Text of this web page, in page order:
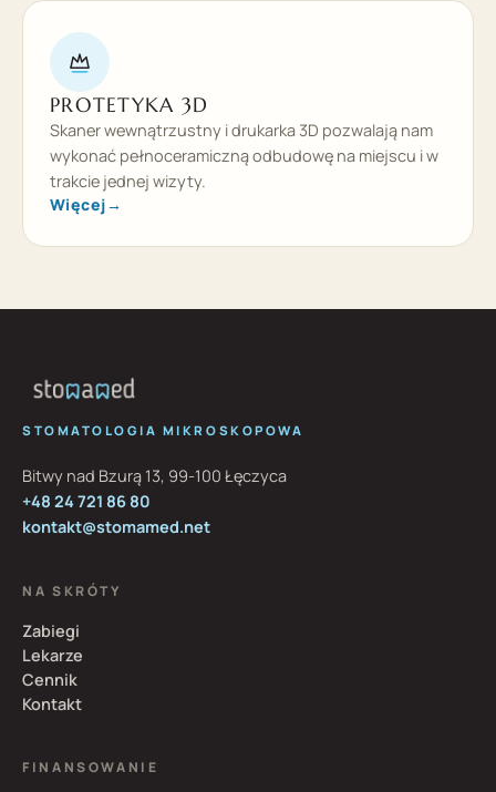
PROTETYKA 3D
Skaner wewnątrzustny i drukarka 3D pozwalają nam
wykonać pełnoceramiczną odbudowę na miejscu i w
trakcie jednej wizyty.
Więcej→
STOMATOLOGIA MIKROSKOPOWA
Bitwy nad Bzurą 13, 99-100 Łęczyca
+48 24 721 86 80
kontakt@stomamed.net
NA SKRÓTY
Zabiegi
Lekarze
Cennik
Kontakt
FINANSOWANIE